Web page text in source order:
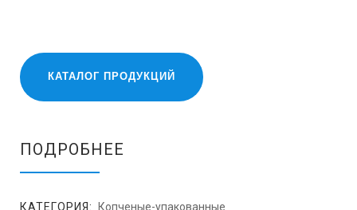
КАТАЛОГ ПРОДУКЦИЙ
ПОДРОБНЕЕ
КАТЕГОРИЯ:
Копченые-упакованные